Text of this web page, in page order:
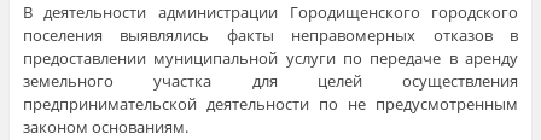
В деятельности администрации Городищенского городского
поселения выявлялись факты неправомерных отказов в
предоставлении муниципальной услуги по передаче в аренду
земельного участка для целей осуществления
предпринимательской деятельности по не предусмотренным
законом основаниям.